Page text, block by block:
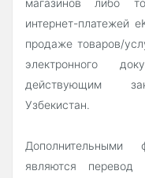
интернет-платежей
продаже товаров/
электронного
действующим
Узбекистан.
Дополнительными
являются перевод